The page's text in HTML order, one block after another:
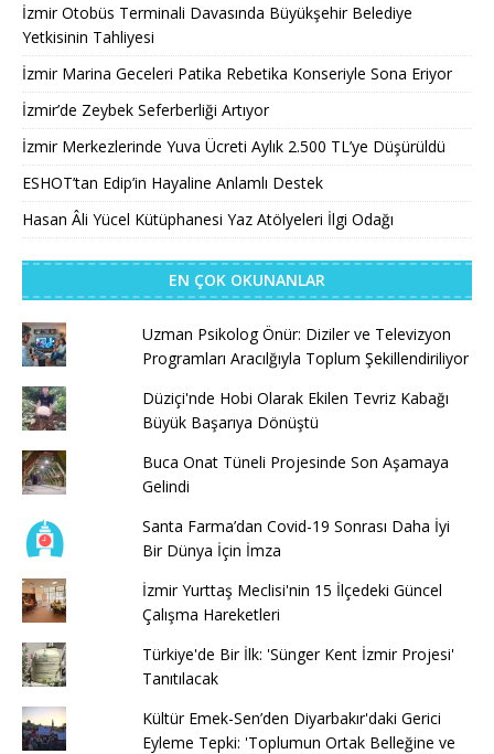
İzmir Otobüs Terminali Davasında Büyükşehir Belediye
Yetkisinin Tahliyesi
İzmir Marina Geceleri Patika Rebetika Konseriyle Sona Eriyor
İzmir’de Zeybek Seferberliği Artıyor
İzmir Merkezlerinde Yuva Ücreti Aylık 2.500 TL’ye Düşürüldü
ESHOT’tan Edip’in Hayaline Anlamlı Destek
Hasan Âli Yücel Kütüphanesi Yaz Atölyeleri İlgi Odağı
EN ÇOK OKUNANLAR
Uzman Psikolog Önür: Diziler ve Televizyon
Programları Aracılğıyla Toplum Şekillendiriliyor
Düziçi'nde Hobi Olarak Ekilen Tevriz Kabağı
Büyük Başarıya Dönüştü
Buca Onat Tüneli Projesinde Son Aşamaya
Gelindi
Santa Farma’dan Covid-19 Sonrası Daha İyi
Bir Dünya İçin İmza
İzmir Yurttaş Meclisi'nin 15 İlçedeki Güncel
Çalışma Hareketleri
Türkiye'de Bir İlk: 'Sünger Kent İzmir Projesi'
Tanıtılacak
Kültür Emek-Sen’den Diyarbakır'daki Gerici
Eyleme Tepki: 'Toplumun Ortak Belleğine ve